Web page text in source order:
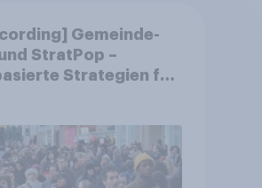
Gemeinde-
StratPop –
Strategien für